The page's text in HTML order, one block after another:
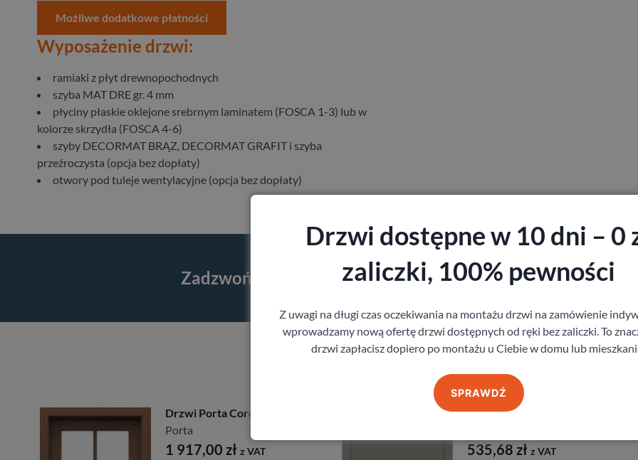
Możliwe dodatkowe płatności
Wyposażenie drzwi:
ramiaki z płyt drewnopochodnych
szyba MAT DRE gr. 4 mm
płyciny płaskie oklejone srebrnym laminatem (FOSCA 1-3) lub w
kolorze skrzydła (FOSCA 4-6)
szyby DECORMAT BRĄZ, DECORMAT GRAFIT i szyba
przeźroczysta (opcja bez dopłaty)
otwory pod tuleje wentylacyjne (opcja bez dopłaty)
Zadzwoń i skorzystaj z pomocy Doradcy przy wyborze drzwi
Drzwi Porta Cordoba
Porta
1 917,00 zł z VAT
Drzwi Dre Nova 10
535,68 zł z VAT
Drzwi dostępne w 10 dni – 0
zaliczki, 100% pewności
Z uwagi na długi czas oczekiwania na montażu drzwi na zamówienie
wprowadzamy nową ofertę drzwi dostępnych od ręki bez zaliczki. To
drzwi zapłacisz dopiero po montażu u Ciebie w domu lub
SPRAWDŹ